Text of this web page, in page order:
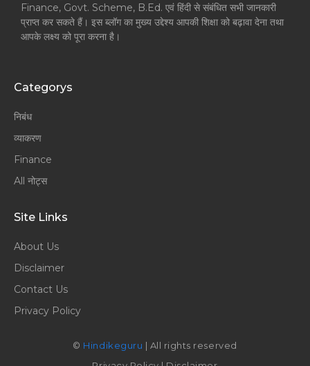
Finance, Govt. Scheme, B.Ed. एवं हिंदी से संबंधित सभी जानकारी
प्राप्त कर सकते हैं। इस ब्लॉग का मुख्य उद्देश्य आपकी शिक्षा को बढ़ावा देना तथा
आपके लक्ष्य को पूरा करना है।
Categorys
निबंध
व्याकरण
Finance
All नोट्स
Site Links
About Us
Disclaimer
Contact Us
Privacy Policy
© Hindikeguru | All rights reserved